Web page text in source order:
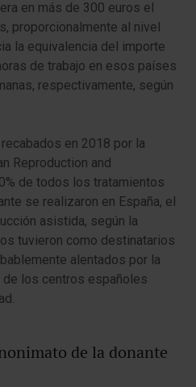
en más de 300 euros el
proporcionalmente al nivel
la equivalencia del importe
de trabajo en esos países
respectivamente, según
en 2018 por la
Reproduction and
de todos los tratamientos
se realizaron en España, el
asistida, según la
tuvieron como destinatarios
alentados por la
de los centros españoles
de la donante